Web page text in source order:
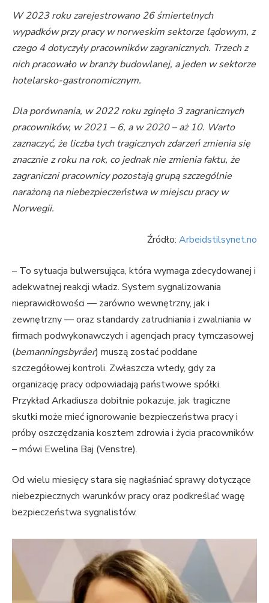
W 2023 roku zarejestrowano 26 śmiertelnych
wypadków przy pracy w norweskim sektorze lądowym, z
czego 4 dotyczyły pracowników zagranicznych. Trzech z
nich pracowało w branży budowlanej, a jeden w sektorze
hotelarsko-gastronomicznym.
Dla porównania, w 2022 roku zginęło 3 zagranicznych
pracowników, w 2021 – 6, a w 2020 – aż 10. Warto
zaznaczyć, że liczba tych tragicznych zdarzeń zmienia się
znacznie z roku na rok, co jednak nie zmienia faktu, że
zagraniczni pracownicy pozostają grupą szczególnie
narażoną na niebezpieczeństwa w miejscu pracy w
Norwegii.
Źródło: Arbeidstilsynet.no
– To sytuacja bulwersująca, która wymaga zdecydowanej i
adekwatnej reakcji władz. System sygnalizowania
nieprawidłowości — zarówno wewnętrzny, jak i
zewnętrzny — oraz standardy zatrudniania i zwalniania w
firmach podwykonawczych i agencjach pracy tymczasowej
(bemanningsbyråer) muszą zostać poddane
szczegółowej kontroli. Zwłaszcza wtedy, gdy za
organizację pracy odpowiadają państwowe spółki.
Przykład Arkadiusza dobitnie pokazuje, jak tragiczne
skutki może mieć ignorowanie bezpieczeństwa pracy i
próby oszczędzania kosztem zdrowia i życia pracowników
– mówi Ewelina Baj (Venstre).
Od wielu miesięcy stara się nagłaśniać sprawy dotyczące
niebezpiecznych warunków pracy oraz podkreślać wagę
bezpieczeństwa sygnalistów.